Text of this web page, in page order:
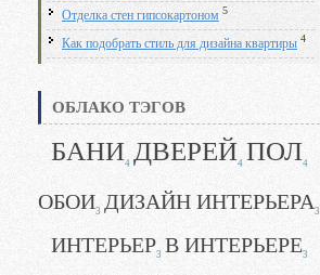
Отделка стен гипсокартоном 5
Как подобрать стиль для дизайна квартиры 4
ОБЛАКО ТЭГОВ
БАНИ4 ДВЕРЕЙ4 ПОЛ4
ОБОИ3 ДИЗАЙН ИНТЕРЬЕРА3
ИНТЕРЬЕР3 В ИНТЕРЬЕРЕ3